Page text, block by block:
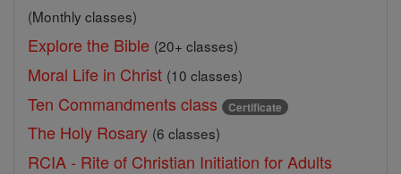
(Monthly classes)
Explore the Bible (20+ classes)
Moral Life in Christ (10 classes)
Ten Commandments class Certificate
The Holy Rosary (6 classes)
RCIA - Rite of Christian Initiation for Adults